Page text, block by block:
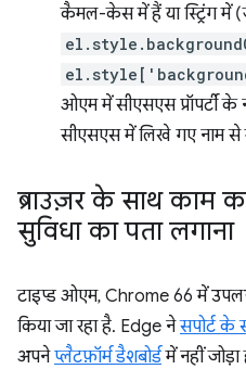
कैमल-केस में हैं या स्ट्रिंग में
ओएम में सीएसएस प्रॉपर्टी के
सीएसएस में लिखे गए नाम
ब्राउज़र के साथ काम
सुविधा का पता लगाना
टाइप्ड ओएम, Chrome 66 में
किया जा रहा है. Edge नेसपोर्ट
अपनेप्लैटफ़ॉर्म डैशबोर्डमें नहीं जोड़ा